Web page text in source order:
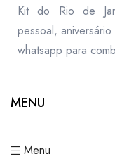
Kit do Rio de
pessoal,
whatsapp para
MENU
Menu